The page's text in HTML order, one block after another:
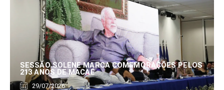
SESSÃO SOLENE MARCA COMEMORAÇÕES PELOS
213 ANOS DE MACAÉ
29/07/2026